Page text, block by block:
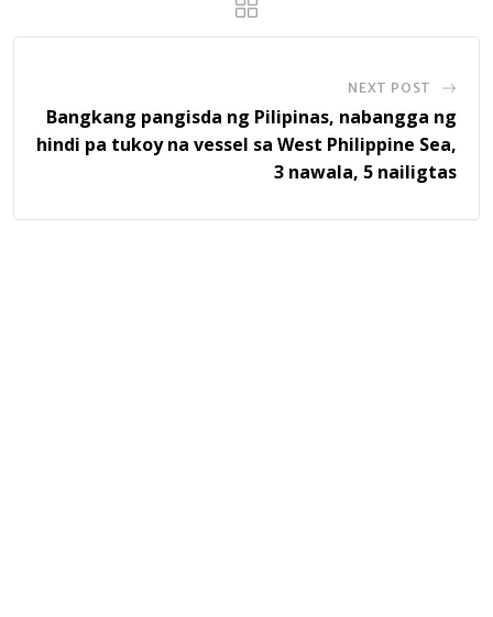
NEXT POST
Bangkang pangisda ng Pilipinas, nabangga ng
hindi pa tukoy na vessel sa West Philippine Sea,
3 nawala, 5 nailigtas